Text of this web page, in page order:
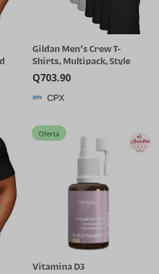
Gildan Men’s Crew T-
Shirts, Multipack, Style
G1100
Q703.90
CPX
Oferta
Vitamina D3